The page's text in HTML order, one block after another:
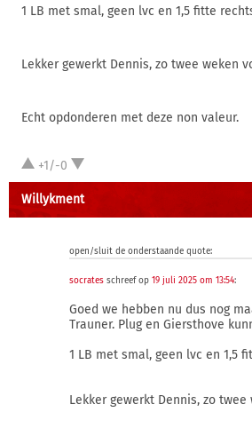
1 LB met smal, geen lvc en 1,5 fitte
Lekker gewerkt Dennis, zo twee weken
Echt opdonderen met deze non valeur.
+1/-0
Willykment
open/sluit de onderstaande quote:
socrates schreef op19 juli 2025 om 13:54:
Goed we hebben nu dus nog
Trauner. Plug en Giersthove
1 LB met smal, geen lvc en 1,5
Lekker gewerkt Dennis, zo